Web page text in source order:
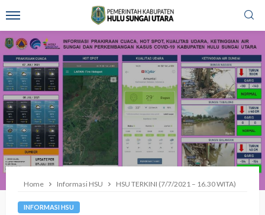
Home Informasi HSU HSU TERKINI (7/7/2021 – 16.30 WITA)
INFORMASI HSU